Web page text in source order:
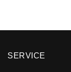
SERVICE